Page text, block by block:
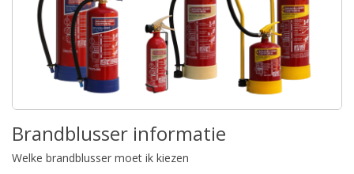
Brandblusser informatie
Welke brandblusser moet ik kiezen